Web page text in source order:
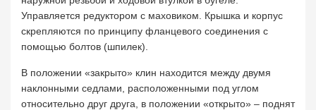
Управляется редуктором с маховиком. Крышка и корпус
скрепляются по принципу фланцевого соединения с
помощью болтов (шпилек).
В положении «закрыто» клин находится между двумя
наклонными седлами, расположенными под углом
относительно друг друга, в положении «открыто» – поднят